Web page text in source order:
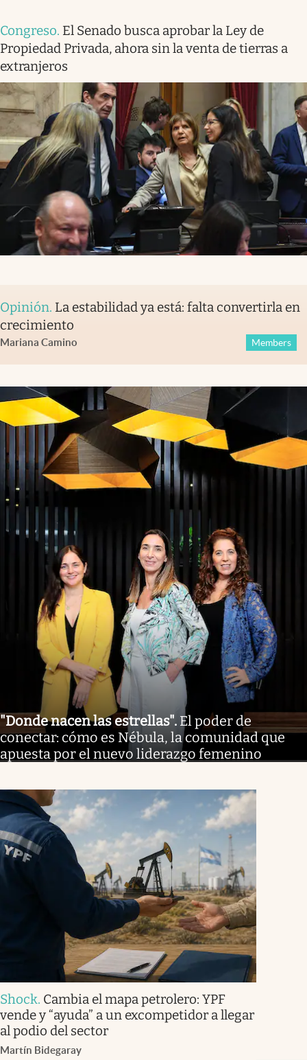
Congreso. El Senado busca aprobar la Ley de
Propiedad Privada, ahora sin la venta de tierras a
extranjeros
Opinión. La estabilidad ya está: falta convertirla en
crecimiento
Mariana Camino Members
"Donde nacen las estrellas". El poder de
conectar: cómo es Nébula, la comunidad que
apuesta por el nuevo liderazgo femenino
Shock. Cambia el mapa petrolero: YPF
vende y “ayuda” a un excompetidor a llegar
al podio del sector
Martín Bidegaray